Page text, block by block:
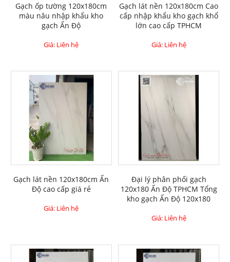
Gạch ốp tường 120x180cm
màu nâu nhập khẩu kho
gạch Ấn Độ
Giá: Liên hệ
Gạch lát nền 120x180cm Cao
cấp nhập khẩu kho gạch khổ
lớn cao cấp TPHCM
Giá: Liên hệ
Gạch lát nền 120x180cm Ấn
Độ cao cấp giá rẻ
Giá: Liên hệ
Đại lý phân phối gạch
120x180 Ấn Độ TPHCM Tổng
kho gạch Ấn Độ 120x180
Giá: Liên hệ